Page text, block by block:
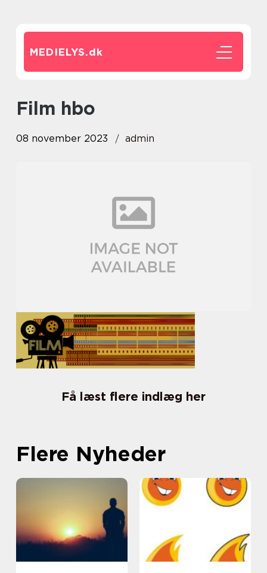
MEDIELYS.dk
film hbo
08 november 2023 admin
Få læst flere indlæg her
Flere Nyheder